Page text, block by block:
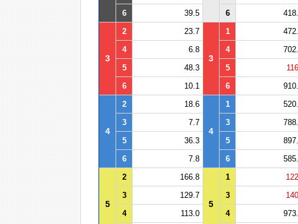
6
39.5 6
3
2 23.7
3
1
4
6.8 4
5
48.3 5
6
10.1 6
4
2 18.6
4
1
3
7.7 3
5
36.3 5
6
7.8 6
5
2 166.8
5
1
3
129.7 3
4
113.0 4